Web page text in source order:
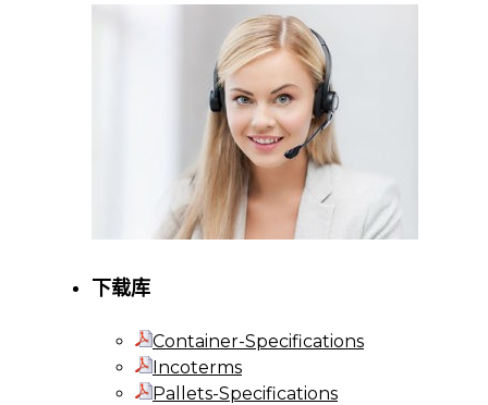
下载库
Container-Specifications
Incoterms
Pallets-Specifications